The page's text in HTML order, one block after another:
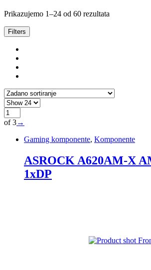
Prikazujemo 1–24 od 60 rezultata
Filters
of 3→
Gaming komponente, Komponente
ASROCK A620AM-X
1xDP